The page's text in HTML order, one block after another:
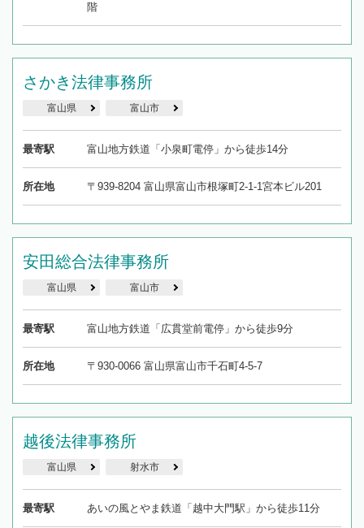
階
さかき法律事務所
富山県 富山市
最寄駅 富山地方鉄道「小泉町電停」から徒歩14分
所在地 〒939-8204 富山県富山市根塚町2-1-1宮本ビル201
安田総合法律事務所
富山県 富山市
最寄駅 富山地方鉄道「広貫堂前電停」から徒歩9分
所在地 〒930-0066 富山県富山市千石町4-5-7
越後法律事務所
富山県 射水市
最寄駅 あいの風とやま鉄道「越中大門駅」から徒歩11分